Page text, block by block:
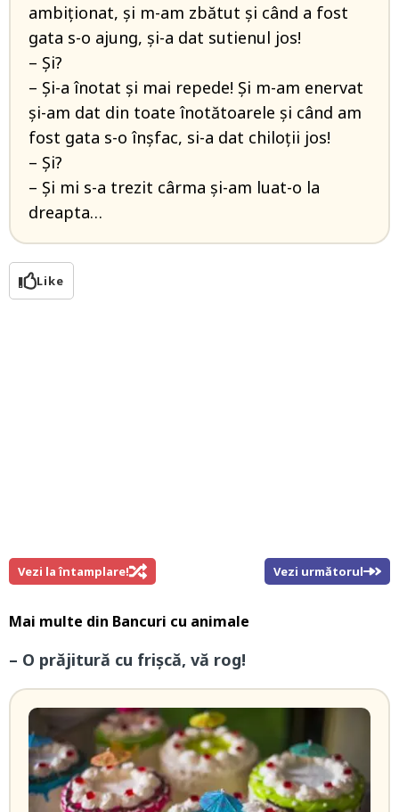
ambiționat, și m-am zbătut și când a fost
gata s-o ajung, și-a dat sutienul jos!
– Și?
– Și-a înotat și mai repede! Și m-am enervat
și-am dat din toate înotătoarele și când am
fost gata s-o înșfac, si-a dat chiloții jos!
– Și?
– Și mi s-a trezit cârma și-am luat-o la
dreapta…
Like
Vezi la întamplare! Vezi următorul
Mai multe din Bancuri cu animale
– O prăjitură cu frişcă, vă rog!